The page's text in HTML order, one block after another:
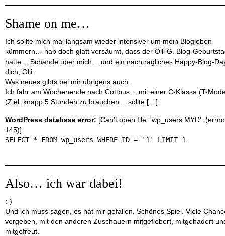
Shame on me…
Ich sollte mich mal langsam wieder intensiver um mein Blogleben
kümmern… hab doch glatt versäumt, dass der Olli G. Blog-
hatte… Schande über mich… und ein nachträgliches Happy-Blog-
dich, Olli.
Was neues gibts bei mir übrigens auch.
Ich fahr am Wochenende nach Cottbus… mit einer C-Klasse (T-
(Ziel: knapp 5 Stunden zu brauchen… sollte […]
WordPress database error: [Can't open file: 'wp_users.MYD'.
145)]
SELECT * FROM wp_users WHERE ID = '1' LIMIT 1
Also… ich war dabei!
:-)
Und ich muss sagen, es hat mir gefallen. Schönes Spiel. Viele
vergeben, mit den anderen Zuschauern mitgefiebert, mitgehadert
mitgefreut.